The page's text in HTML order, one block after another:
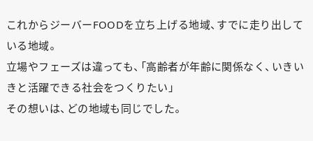
これからジーバーFOODを立ち上げる地域、すでに走り出して
いる地域。
立場やフェーズは違っても、「高齢者が年齢に関係なく、いきい
きと活躍できる社会をつくりたい」
その想いは、どの地域も同じでした。